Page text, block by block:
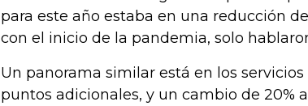
para este año estaba en una reducción
con el inicio de la pandemia, solo
Un panorama similar está en los
puntos adicionales, y un cambio de 20%